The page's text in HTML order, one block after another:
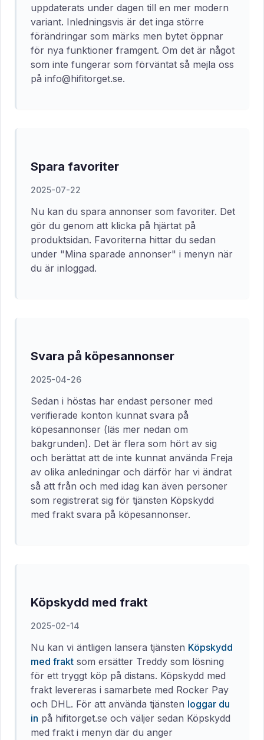
uppdaterats under dagen till en mer modern
variant. Inledningsvis är det inga större
förändringar som märks men bytet öppnar
för nya funktioner framgent. Om det är något
som inte fungerar som förväntat så mejla oss
på info@hifitorget.se.
Spara favoriter
2025-07-22
Nu kan du spara annonser som favoriter. Det
gör du genom att klicka på hjärtat på
produktsidan. Favoriterna hittar du sedan
under "Mina sparade annonser" i menyn när
du är inloggad.
Svara på köpesannonser
2025-04-26
Sedan i höstas har endast personer med
verifierade konton kunnat svara på
köpesannonser (läs mer nedan om
bakgrunden). Det är flera som hört av sig
och berättat att de inte kunnat använda Freja
av olika anledningar och därför har vi ändrat
så att från och med idag kan även personer
som registrerat sig för tjänsten Köpskydd
med frakt svara på köpesannonser.
Köpskydd med frakt
2025-02-14
Nu kan vi äntligen lansera tjänsten Köpskydd
med frakt som ersätter Treddy som lösning
för ett tryggt köp på distans. Köpskydd med
frakt levereras i samarbete med Rocker Pay
och DHL. För att använda tjänsten loggar du
in på hifitorget.se och väljer sedan Köpskydd
med frakt i menyn där du anger